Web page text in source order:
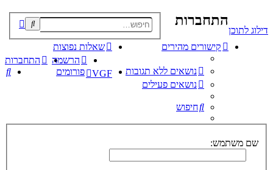
דילוג לתוכן
קישורים מהירים
נושאים ללא תגובות
נושאים פעילים
חיפוש
שאלות נפוצות
התחברות
הרשמה
VGF
פורומים
התחברות
שם משתמש: